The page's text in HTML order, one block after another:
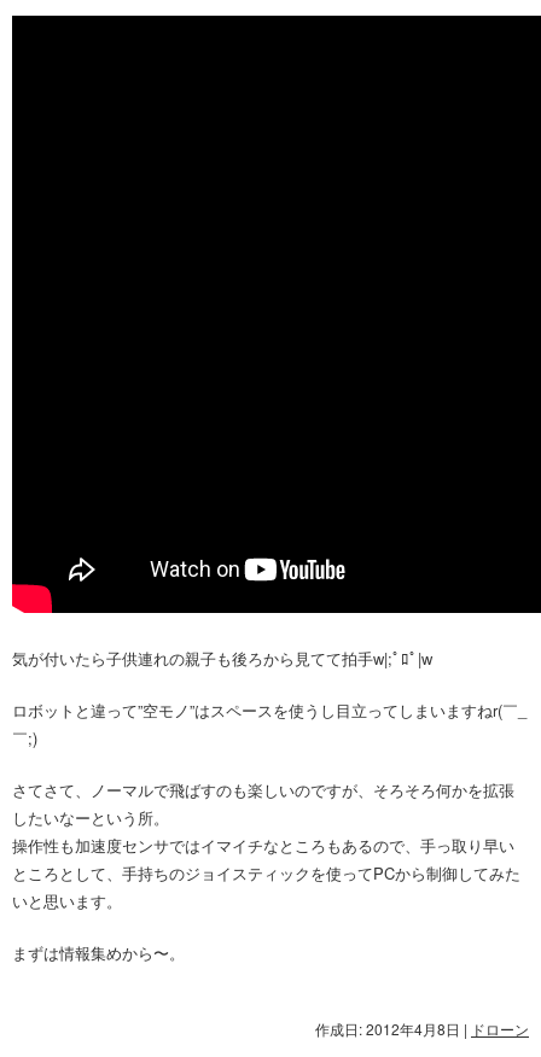
気が付いたら子供連れの親子も後ろから見てて拍手w|;ﾟﾛﾟ|w
ロボットと違って”空モノ”はスペースを使うし目立ってしまいますねr(￣_
￣;)
さてさて、ノーマルで飛ばすのも楽しいのですが、そろそろ何かを拡張
したいなーという所。
操作性も加速度センサではイマイチなところもあるので、手っ取り早い
ところとして、手持ちのジョイスティックを使ってPCから制御してみた
いと思います。
まずは情報集めから〜。
作成日: 2012年4月8日 | ドローン